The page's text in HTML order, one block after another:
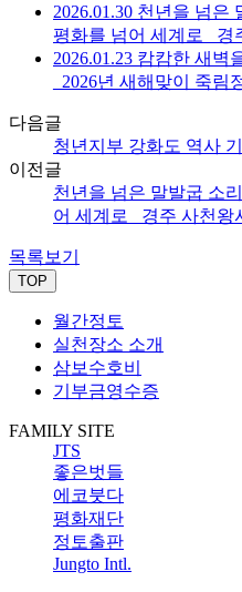
2026.01.30 천년을 넘은
평화를 넘어 세계로 _경
2026.01.23 캄캄한 새
_2026년 새해맞이 죽림
다음글
청년지부 강화도 역사
이전글
천년을 넘은 말발굽 소
어 세계로 _경주 사천왕
목록보기
TOP
월간정토
실천장소 소개
삼보수호비
기부금영수증
FAMILY SITE
JTS
좋은벗들
에코붓다
평화재단
정토출판
Jungto Intl.